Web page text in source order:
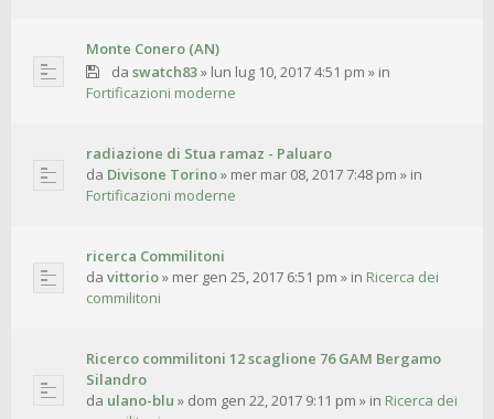
Monte Conero (AN)
da swatch83» lun lug 10, 2017 4:51 pm » in
Fortificazioni moderne
radiazione di Stua ramaz - Paluaro
da Divisone Torino» mer mar 08, 2017 7:48 pm » in
Fortificazioni moderne
ricerca Commilitoni
da vittorio» mer gen 25, 2017 6:51 pm » in Ricerca dei
commilitoni
Ricerco commilitoni 12 scaglione 76 GAM Bergamo
Silandro
da ulano-blu » dom gen 22, 2017 9:11 pm » in Ricerca dei